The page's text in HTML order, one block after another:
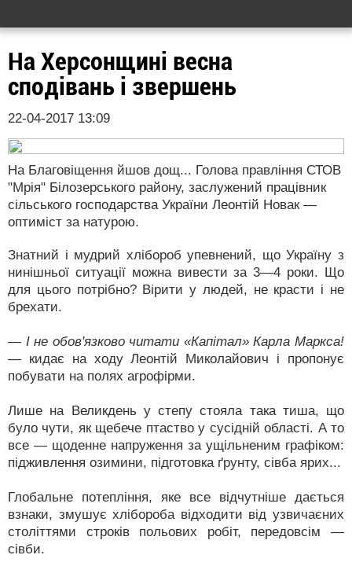
На Херсонщині весна
сподівань і звершень
22-04-2017 13:09
На Благовіщення йшов дощ... Голова правління СТОВ
"Мрія" Білозерського району, заслужений працівник
сільського господарства України Леонтій Новак —
оптиміст за натурою.
Знатний і мудрий хлібороб упевнений, що Україну з
нинішньої ситуації можна вивести за 3—4 роки. Що
для цього потрібно? Вірити у людей, не красти і не
брехати.
— І не обов'язково читати «Капітал» Карла Маркса!
— кидає на ходу Леонтій Миколайович і пропонує
побувати на полях агрофірми.
Лише на Великдень у степу стояла така тиша, що
було чути, як щебече птаство у сусідній області. А то
все — щоденне напруження за ущільненим графіком:
підживлення озимини, підготовка ґрунту, сівба ярих...
Глобальне потепління, яке все відчутніше дається
взнаки, змушує хлібороба відходити від узвичаєних
століттями строків польових робіт, передовсім —
сівби.